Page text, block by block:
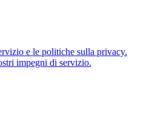
e le politiche sulla privacy.
impegni di servizio.